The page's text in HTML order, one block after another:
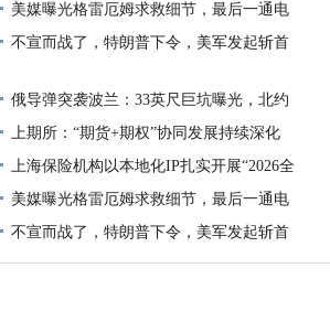
美媒曝光格雷厄姆求救细节，最后一通电
不宣而战了，特朗普下令，美军发起斩首
俄导弹突袭波兰：33英尺巨坑曝光，北约
上期所：“期货+期权”协同发展持续深化
上海保险机构以本地化IP扎实开展“2026全
美媒曝光格雷厄姆求救细节，最后一通电
不宣而战了，特朗普下令，美军发起斩首